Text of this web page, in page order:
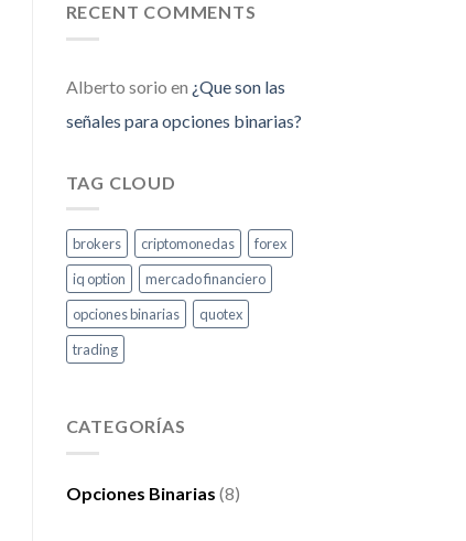
RECENT COMMENTS
Alberto sorio en ¿Que son las
señales para opciones binarias?
TAG CLOUD
brokers criptomonedas
forex
iq option
mercado financiero
opciones binarias
quotex
trading
CATEGORÍAS
Opciones Binarias (8)